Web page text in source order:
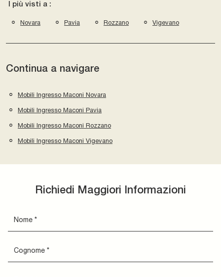
I più visti a :
Novara Pavia Rozzano Vigevano
Continua a navigare
Mobili Ingresso Maconi Novara
Mobili Ingresso Maconi Pavia
Mobili Ingresso Maconi Rozzano
Mobili Ingresso Maconi Vigevano
Richiedi Maggiori Informazioni